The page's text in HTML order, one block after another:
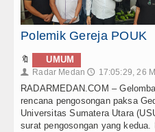
Polemik Gereja POUK
🔖 UMUM
👤 Radar Medan 🕔 17:05:29, 26
RADARMEDAN.COM –
rencana pengosongan paksa
Universitas Sumatera Utara
surat pengosongan yang